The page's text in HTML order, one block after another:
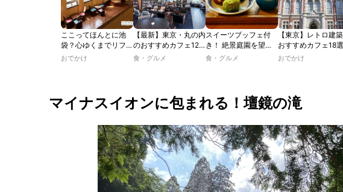
ここってほんとに池
袋？心ゆくまでリフレ
ッシュできる池袋・街
おでかけ
【最新】東京・丸の内
のおすすめカフェ12
選｜ひとりでゆったり
ルラウンジまで！
食・グルメ
スイーツブッフェ付
き！ 絶景庭園を望む
ホテルレストランで味
食・グルメ
【東京】レトロ建
おすすめカフェ18選
｜文化財・歴史的建
イムを楽しむ
おでかけ
マイナスイオンに包まれる！壇鏡の滝